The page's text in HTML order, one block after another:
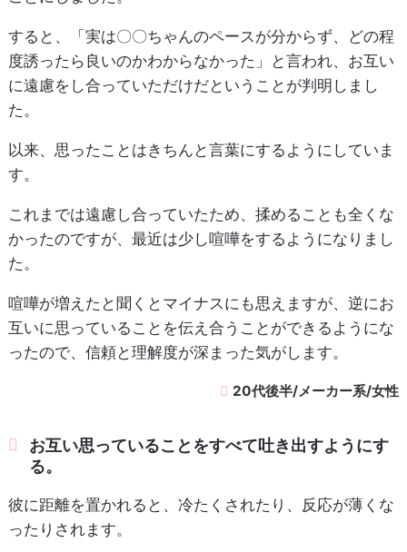
すると、「実は〇〇ちゃんのペースが分からず、どの程
度誘ったら良いのかわからなかった」と言われ、お互い
に遠慮をし合っていただけだということが判明しまし
た。
以来、思ったことはきちんと言葉にするようにしていま
す。
これまでは遠慮し合っていたため、揉めることも全くな
かったのですが、最近は少し喧嘩をするようになりまし
た。
喧嘩が増えたと聞くとマイナスにも思えますが、逆にお
互いに思っていることを伝え合うことができるようにな
ったので、信頼と理解度が深まった気がします。
20代後半/メーカー系/女性
お互い思っていることをすべて吐き出すようにす
る。
彼に距離を置かれると、冷たくされたり、反応が薄くな
ったりされます。